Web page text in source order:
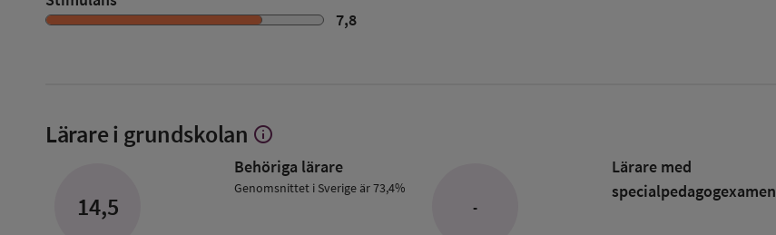
7,8
Lärare i grundskolan Visa
om
Lärare
info
14,5
Behöriga lärare
Genomsnittet i Sverige är 73,4%
-
Lärare med
specialpedagog­examen